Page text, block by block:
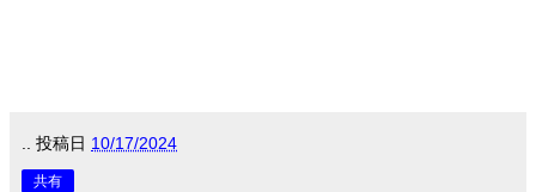
.. 投稿日 10/17/2024
共有